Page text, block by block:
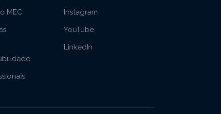
MEC
Instagram
YouTube
LinkedIn